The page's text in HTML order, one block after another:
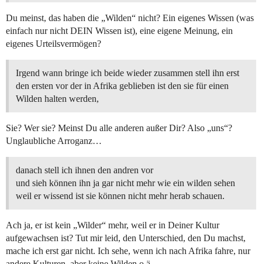
Du meinst, das haben die „Wilden“ nicht? Ein eigenes Wissen (was
einfach nur nicht DEIN Wissen ist), eine eigene Meinung, ein
eigenes Urteilsvermögen?
Irgend wann bringe ich beide wieder zusammen stell ihn erst
den ersten vor der in Afrika geblieben ist den sie für einen
Wilden halten werden,
Sie? Wer sie? Meinst Du alle anderen außer Dir? Also „uns“?
Unglaubliche Arroganz…
danach stell ich ihnen den andren vor
und sieh können ihn ja gar nicht mehr wie ein wilden sehen
weil er wissend ist sie können nicht mehr herab schauen.
Ach ja, er ist kein „Wilder“ mehr, weil er in Deiner Kultur
aufgewachsen ist? Tut mir leid, den Unterschied, den Du machst,
mache ich erst gar nicht. Ich sehe, wenn ich nach Afrika fahre, nur